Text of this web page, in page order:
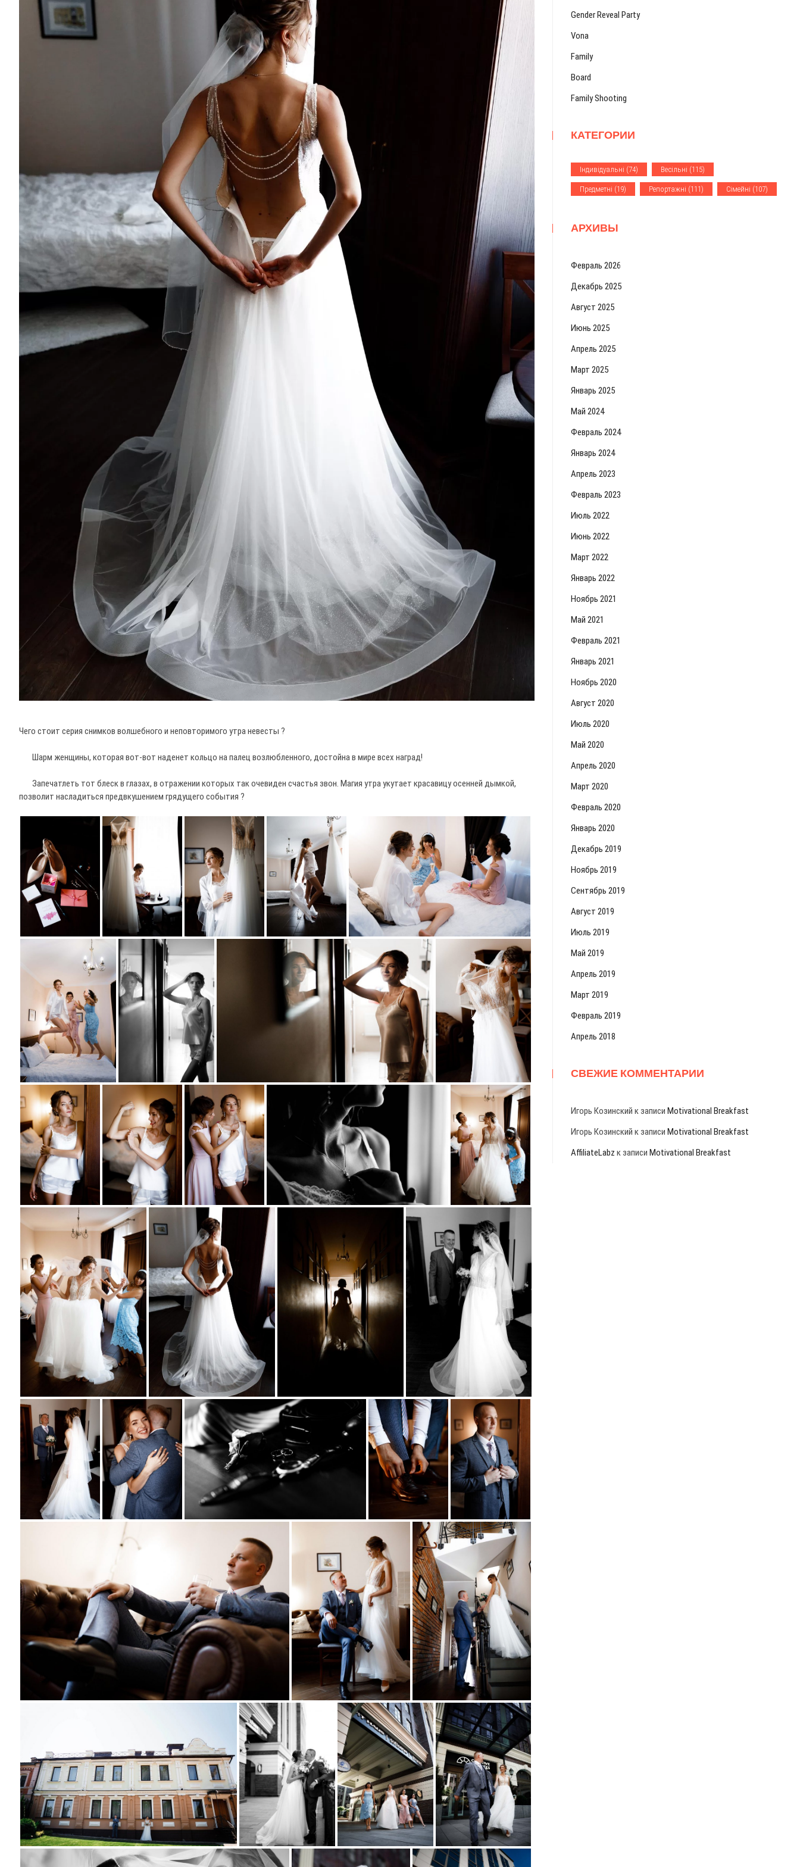
Чего стоит серия снимков волшебного и неповторимого утра невесты ?
⠀⠀Шарм женщины, которая вот-вот наденет кольцо на палец возлюбленного, достойна в мире всех наград!
⠀⠀Запечатлеть тот блеск в глазах, в отражении которых так очевиден счастья звон. Магия утра укутает красавицу осенней дымкой,
позволит насладиться предвкушением грядущего события ?
Gender Reveal Party
Vona
Family
Board
Family Shooting
КАТЕГОРИИ
Iндивiдуальнi (74) Весiльнi (115)
Предметнi (19) Репортажнi (111) Сiмейнi (107)
АРХИВЫ
Февраль 2026
Декабрь 2025
Август 2025
Июнь 2025
Апрель 2025
Март 2025
Январь 2025
Май 2024
Февраль 2024
Январь 2024
Апрель 2023
Февраль 2023
Июль 2022
Июнь 2022
Март 2022
Январь 2022
Ноябрь 2021
Май 2021
Февраль 2021
Январь 2021
Ноябрь 2020
Август 2020
Июль 2020
Май 2020
Апрель 2020
Март 2020
Февраль 2020
Январь 2020
Декабрь 2019
Ноябрь 2019
Сентябрь 2019
Август 2019
Июль 2019
Май 2019
Апрель 2019
Март 2019
Февраль 2019
Апрель 2018
СВЕЖИЕ КОММЕНТАРИИ
Игорь Козинский к записи Motivational Breakfast
Игорь Козинский к записи Motivational Breakfast
AffiliateLabz к записи Motivational Breakfast